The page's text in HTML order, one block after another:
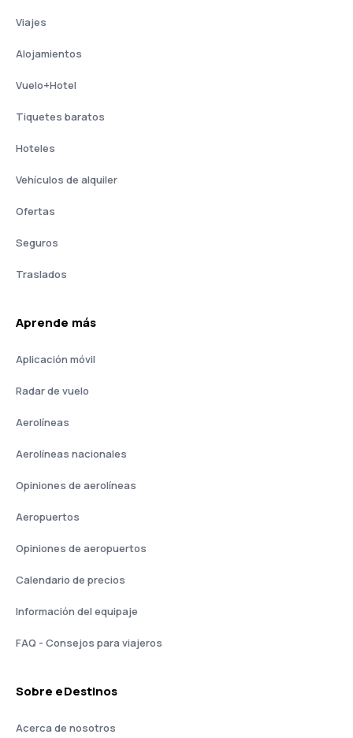
Viajes
Alojamientos
Vuelo+Hotel
Tiquetes baratos
Hoteles
Vehículos de alquiler
Ofertas
Seguros
Traslados
Aprende más
Aplicación móvil
Radar de vuelo
Aerolíneas
Aerolíneas nacionales
Opiniones de aerolíneas
Aeropuertos
Opiniones de aeropuertos
Calendario de precios
Información del equipaje
FAQ - Consejos para viajeros
Sobre eDestinos
Acerca de nosotros